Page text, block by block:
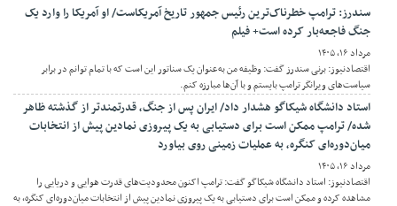
سندرز: ترامپ خطرناک‌ترین رئیس جمهور تاریخ آمریکاست/ او آمریکا را وارد یک
جنگ فاجعه‌بار کرده است+ فیلم
مرداد ۱۶, ۱۴۰۵
اقتصادنیوز: برنی سندرز گفت: وظیفه من به‌عنوان یک سناتور این است که با تمام توانم در برابر
سیاست‌های ویرانگر ترامپ بایستم و با آن‌ها مبارزه کنم.
استاد دانشگاه شیکاگو هشدار داد/ ایران پس از جنگ، قدرتمندتر از گذشته ظاهر
شده/ ترامپ ممکن است برای دستیابی به یک پیروزی نمادین پیش از انتخابات
میان‌دوره‌ای کنگره، به عملیات زمینی روی بیاورد
مرداد ۱۶, ۱۴۰۵
اقتصادنیوز: استاد دانشگاه شیکاگو گفت: ترامپ اکنون محدودیت‌های قدرت هوایی و دریایی را
مشاهده کرده و ممکن است برای دستیابی به یک پیروزی نمادین پیش از انتخابات میان‌دوره‌ای کنگره، به